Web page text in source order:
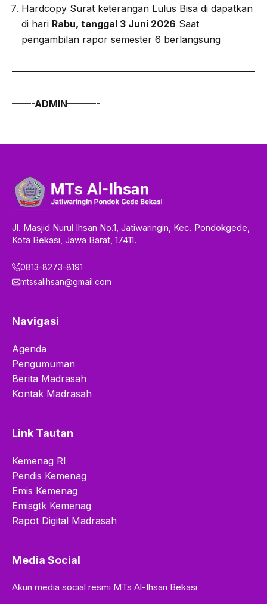
Hardcopy Surat keterangan Lulus Bisa di dapatkan
di hari Rabu, tanggal 3 Juni 2026 Saat
pengambilan rapor semester 6 berlangsung
——-ADMIN———-
Jl. Masjid Nurul Ihsan No.1, Jatiwaringin, Kec. Pondokgede,
Kota Bekasi, Jawa Barat, 17411.
0813-8273-8191
mtssalihsan@gmail.com
Navigasi
Agenda
Pengumuman
Berita Madrasah
Kontak Madrasah
Link Tautan
Kemenag RI
Pendis Kemenag
Emis Kemenag
Emisgtk Kemenag
Rapot Digital Madrasah
Media Social
Akun media social resmi MTs Al-Ihsan Bekasi